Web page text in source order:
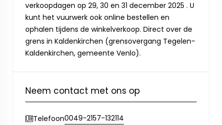
verkoopdagen op 29, 30 en 31 december 2025 . U
kunt het vuurwerk ook online bestellen en
ophalen tijdens de winkelverkoop. Direct over de
grens in Kaldenkirchen (grensovergang Tegelen-
Kaldenkirchen, gemeente Venlo).
Neem contact met ons op
Telefoon0049-2157-132114